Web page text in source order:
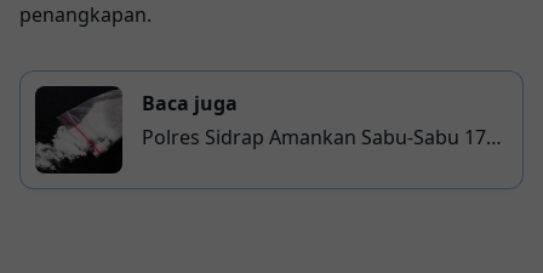
penangkapan.
Baca juga
Polres Sidrap Amankan Sabu-Sabu 17